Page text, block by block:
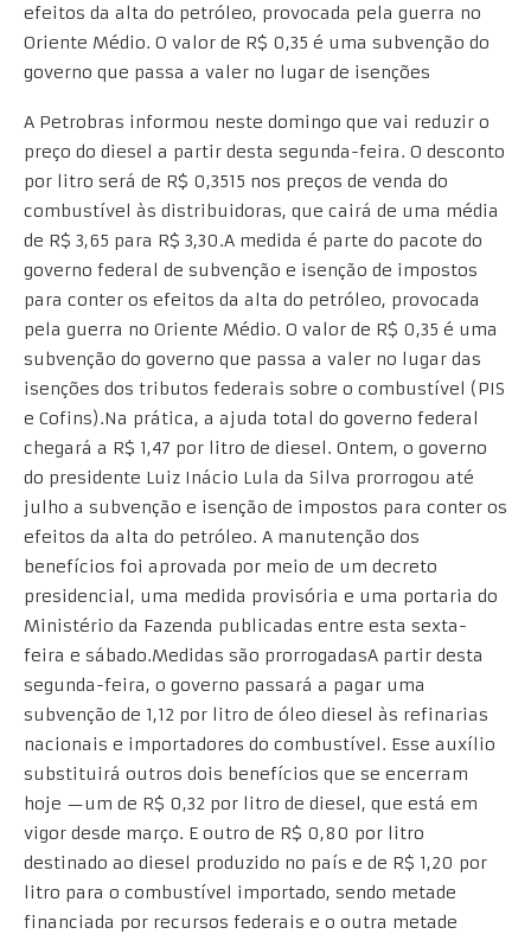
efeitos da alta do petróleo, provocada pela guerra no
Oriente Médio. O valor de R$ 0,35 é uma subvenção do
governo que passa a valer no lugar de isenções
A Petrobras informou neste domingo que vai reduzir o
preço do diesel a partir desta segunda-feira. O desconto
por litro será de R$ 0,3515 nos preços de venda do
combustível às distribuidoras, que cairá de uma média
de R$ 3,65 para R$ 3,30.A medida é parte do pacote do
governo federal de subvenção e isenção de impostos
para conter os efeitos da alta do petróleo, provocada
pela guerra no Oriente Médio. O valor de R$ 0,35 é uma
subvenção do governo que passa a valer no lugar das
isenções dos tributos federais sobre o combustível (PIS
e Cofins).Na prática, a ajuda total do governo federal
chegará a R$ 1,47 por litro de diesel. Ontem, o governo
do presidente Luiz Inácio Lula da Silva prorrogou até
julho a subvenção e isenção de impostos para conter os
efeitos da alta do petróleo. A manutenção dos
benefícios foi aprovada por meio de um decreto
presidencial, uma medida provisória e uma portaria do
Ministério da Fazenda publicadas entre esta sexta-
feira e sábado.Medidas são prorrogadasA partir desta
segunda-feira, o governo passará a pagar uma
subvenção de 1,12 por litro de óleo diesel às refinarias
nacionais e importadores do combustível. Esse auxílio
substituirá outros dois benefícios que se encerram
hoje —um de R$ 0,32 por litro de diesel, que está em
vigor desde março. E outro de R$ 0,80 por litro
destinado ao diesel produzido no país e de R$ 1,20 por
litro para o combustível importado, sendo metade
financiada por recursos federais e o outra metade